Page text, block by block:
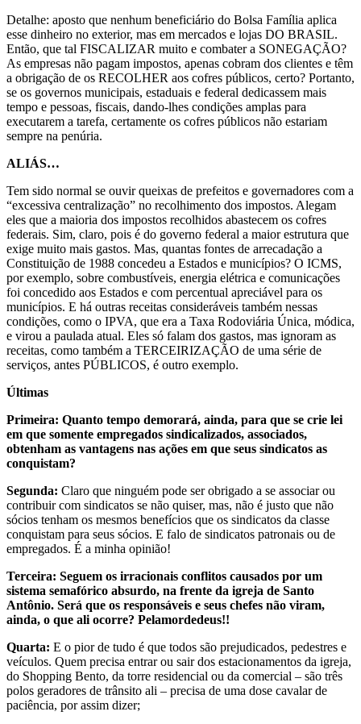
Detalhe: aposto que nenhum beneficiário do Bolsa Família aplica
esse dinheiro no exterior, mas em mercados e lojas DO BRASIL.
Então, que tal FISCALIZAR muito e combater a SONEGAÇÃO?
As empresas não pagam impostos, apenas cobram dos clientes e têm
a obrigação de os RECOLHER aos cofres públicos, certo? Portanto,
se os governos municipais, estaduais e federal dedicassem mais
tempo e pessoas, fiscais, dando-lhes condições amplas para
executarem a tarefa, certamente os cofres públicos não estariam
sempre na penúria.
ALIÁS…
Tem sido normal se ouvir queixas de prefeitos e governadores com a
“excessiva centralização” no recolhimento dos impostos. Alegam
eles que a maioria dos impostos recolhidos abastecem os cofres
federais. Sim, claro, pois é do governo federal a maior estrutura que
exige muito mais gastos. Mas, quantas fontes de arrecadação a
Constituição de 1988 concedeu a Estados e municípios? O ICMS,
por exemplo, sobre combustíveis, energia elétrica e comunicações
foi concedido aos Estados e com percentual apreciável para os
municípios. E há outras receitas consideráveis também nessas
condições, como o IPVA, que era a Taxa Rodoviária Única, módica,
e virou a paulada atual. Eles só falam dos gastos, mas ignoram as
receitas, como também a TERCEIRIZAÇÃO de uma série de
serviços, antes PÚBLICOS, é outro exemplo.
Últimas
Primeira: Quanto tempo demorará, ainda, para que se crie lei
em que somente empregados sindicalizados, associados,
obtenham as vantagens nas ações em que seus sindicatos as
conquistam?
Segunda: Claro que ninguém pode ser obrigado a se associar ou
contribuir com sindicatos se não quiser, mas, não é justo que não
sócios tenham os mesmos benefícios que os sindicatos da classe
conquistam para seus sócios. E falo de sindicatos patronais ou de
empregados. É a minha opinião!
Terceira: Seguem os irracionais conflitos causados por um
sistema semafórico absurdo, na frente da igreja de Santo
Antônio. Será que os responsáveis e seus chefes não viram,
ainda, o que ali ocorre? Pelamordedeus!!
Quarta: E o pior de tudo é que todos são prejudicados, pedestres e
veículos. Quem precisa entrar ou sair dos estacionamentos da igreja,
do Shopping Bento, da torre residencial ou da comercial – são três
polos geradores de trânsito ali – precisa de uma dose cavalar de
paciência, por assim dizer;